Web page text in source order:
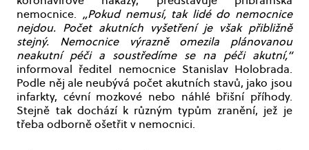
nemocnice. „Pokud nemusí, tak lidé do nemocnice
nejdou. Počet akutních vyšetření je však přibližně
stejný. Nemocnice výrazně omezila plánovanou
neakutní péči a soustředíme se na péči akutní,“
informoval ředitel nemocnice Stanislav Holobrada.
Podle něj ale neubývá počet akutních stavů, jako jsou
infarkty, cévní mozkové nebo náhlé břišní příhody.
Stejně tak dochází k různým typům zranění, jež je
třeba odborně ošetřit v nemocnici.